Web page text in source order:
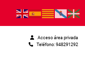
Teléfono: 948291292
Acceso área privada